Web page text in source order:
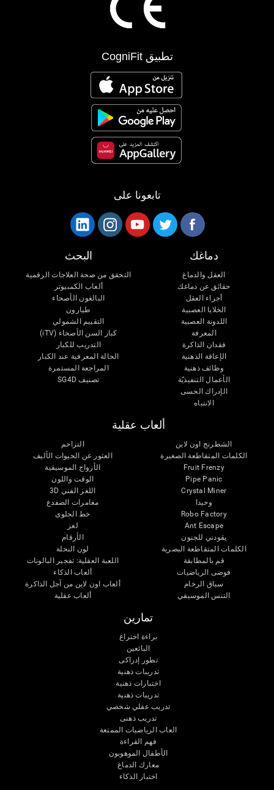
تطبيق CogniFit
تابعونا على
دماغك
العقل والدماغ
حقائق عن دماغك
أجزاء العقل
الخلايا العصبية
اللدونة العصبية
المعرفة
فقدان الذاكرة
الإعاقة الذهنية
وظائف ذهنية
الأعمال التنفيذيّة
الإدراك الحسى
الانتباه
البحث
التحقق من صحة العلاجات الرقمية
ألعاب الكمبيوتر
البالغون الأصحاء
طيارون
التقييم الشمولي
كبار السن الأصحاء (iTV)
التدريب للكبار
الحالة المعرفية عند الكبار
المراجعة المستمرة
تصنيف SG4D
ألعاب عقلية
الشطرنج اون لاين
الكلمات المتقاطعة الصغيرة
Fruit Frenzy
Pipe Panic
Crystal Miner
وحيدا
Robo Factory
Ant Escape
يقودني للجنون
الكلمات المتقاطعة البصرية
قم بالمطابقة
فوضى الرياضيات
سباق الرخام
التنس الموسيقي
التزاحم
العثور عن الحيوات الأليف
الأزواج الموسيقية
الوقت واللون
اللغز الفني 3D
مغامرات الضفدع
خط الحلوى
لغز
الأرقام
لون النحلة
اللعبة العقلية: تفجير البالونات
ألعاب الذكاء
ألعاب اون لاين من آجل الذاكرة
ألعاب عقلية
تمارين
براءة اختراع
البائعين
تطور إدراكى
تدريبات ذهنية
اختبارات ذهنية
تدريبات ذهنية
تدريب عقلي شخصي
تدريب ذهنى
العاب الرياضيات الممتعة
فهم القراءة
الأطفال الموهوبون
معارك الدماغ
اختبار الذكاء